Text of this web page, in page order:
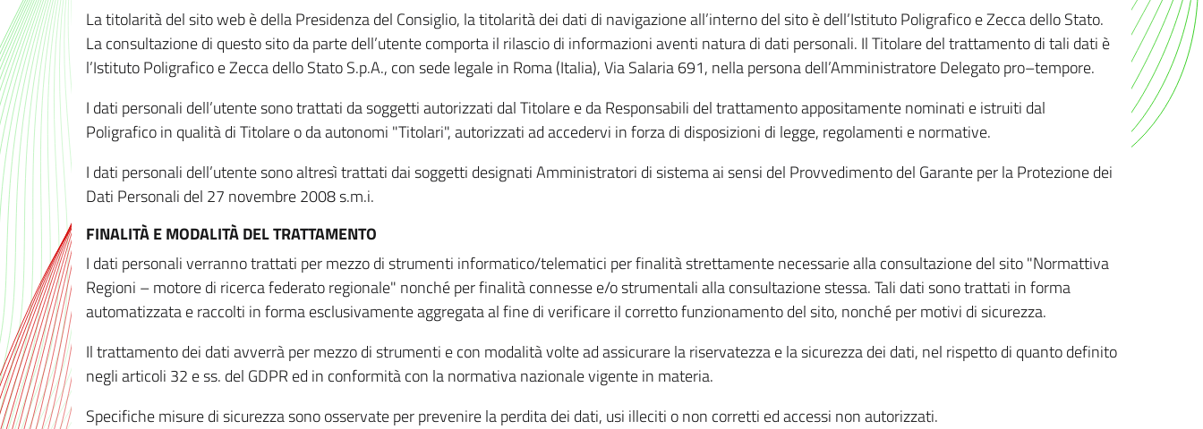
La titolarità del sito web è della Presidenza del Consiglio, la titolarità dei dati di navigazione all’interno del sito è dell’Istituto Poligrafico e Zecca dello Stato.
La consultazione di questo sito da parte dell’utente comporta il rilascio di informazioni aventi natura di dati personali. Il Titolare del trattamento di tali dati è
l’Istituto Poligrafico e Zecca dello Stato S.p.A., con sede legale in Roma (Italia), Via Salaria 691, nella persona dell’Amministratore Delegato pro–tempore.
I dati personali dell’utente sono trattati da soggetti autorizzati dal Titolare e da Responsabili del trattamento appositamente nominati e istruiti dal
Poligrafico in qualità di Titolare o da autonomi "Titolari", autorizzati ad accedervi in forza di disposizioni di legge, regolamenti e normative.
I dati personali dell’utente sono altresì trattati dai soggetti designati Amministratori di sistema ai sensi del Provvedimento del Garante per la Protezione dei
Dati Personali del 27 novembre 2008 s.m.i.
FINALITÀ E MODALITÀ DEL TRATTAMENTO
I dati personali verranno trattati per mezzo di strumenti informatico/telematici per finalità strettamente necessarie alla consultazione del sito "Normattiva
Regioni – motore di ricerca federato regionale" nonché per finalità connesse e/o strumentali alla consultazione stessa. Tali dati sono trattati in forma
automatizzata e raccolti in forma esclusivamente aggregata al fine di verificare il corretto funzionamento del sito, nonché per motivi di sicurezza.
Il trattamento dei dati avverrà per mezzo di strumenti e con modalità volte ad assicurare la riservatezza e la sicurezza dei dati, nel rispetto di quanto definito
negli articoli 32 e ss. del GDPR ed in conformità con la normativa nazionale vigente in materia.
Specifiche misure di sicurezza sono osservate per prevenire la perdita dei dati, usi illeciti o non corretti ed accessi non autorizzati.